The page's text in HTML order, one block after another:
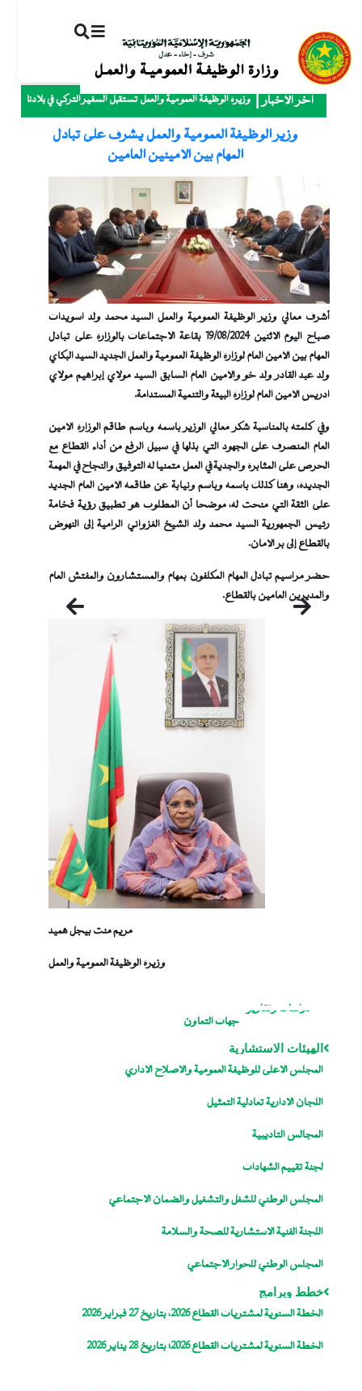
آخر الأخبار وزيرة الوظيفة العمومية والعمل تستقبل السفير التركي في بلادنا
وزير الوظيفة العمومية والعمل يشرف على تبادل
المهام بين الأمينين العامين
أشرف معالي وزير الوظيفة العمومية والعمل السيد محمد ولد اسويدات
صباح اليوم الاثنين 19/08/2024 بقاعة الاجتماعات بالوزارة على تبادل
المهام بين الأمين العام لوزارة الوظيفة العمومية والعمل الجديد السيد البكاي
ولد عبد القادر ولد خو والأمين العام السابق السيد مولاي إبراهيم مولاي
ادريس الأمين العام لوزارة البيئة والتنمية المستدامة.
وفي كلمته بالمناسبة شكر معالي الوزير باسمه وباسم طاقم الوزارة الأمين
العام المنصرف على الجهود التي بذلها في سبيل الرفع من أداء القطاع مع
الحرص على المثابرة والجدية في العمل متمنيا له التوفيق والنجاح في المهمة
الجديدة، وهنأ كذلك باسمه وباسم ونيابة عن طاقمه الأمين العام الجديد
على الثقة التي منحت له، موضحا أن المطلوب هو تطبيق رؤية فخامة
رئيس الجمهورية السيد محمد ولد الشيخ الغزواني الرامية إلى النهوض
بالقطاع إلى بر الأمان.
حضر مراسيم تبادل المهام المكلفون بمهام والمستشارون والمفتش العام
والمديرين العامين بالقطاع.
السابق التالي
مريم منت بيجل هميد
وزيرة الوظيفة العمومية والعمل
دراسات وتقارير
جهات التعاون
الهيئات الاستشارية
المجلس الاعلى للوظيفة العمومية والاصلاح الاداري
اللجان الإدارية تعادلية التمثيل
المجالس التأديبية
لجنة تقييم الشهادات
المجلس الوطني للشغل والتشغيل والضمان الاجتماعي
اللجنة الفنية الاستشارية للصحة والسلامة
المجلس الوطني للحوار الاجتماعي
خطط وبرامج
الخطة السنوية لمشتريات القطاع 2026، بتاريخ 27 فبراير 2026
الخطة السنوية لمشتريات القطاع 2026؛ بتاريخ 28 يناير 2026